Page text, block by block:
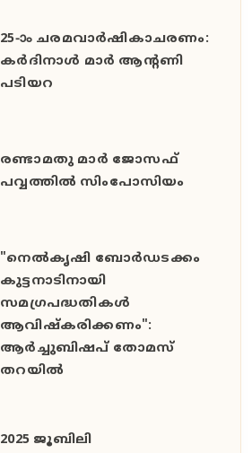
25-ാം ചരമവാർഷികാചരണം:
കർദിനാൾ മാർ ആന്റണി
പടിയറ
രണ്ടാമതു മാർ ജോസഫ്
പവ്വത്തിൽ സിംപോസിയം
"നെൽകൃഷി ബോർഡടക്കം
കുട്ടനാടിനായി
സമഗ്രപദ്ധതികൾ
ആവിഷ്കരിക്കണം":
ആർച്ചുബിഷപ് തോമസ്
തറയിൽ
2025 ജൂബിലി